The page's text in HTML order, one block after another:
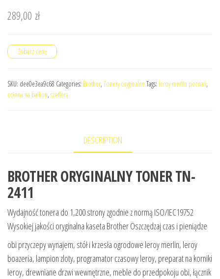
289,00 zł
Zobacz cenę
SKU: dee0e3ea9c68 Categories: Brother, Tonery oryginalne Tags: leroy merlin poznań,
osłona na balkon, szeflera
DESCRIPTION
BROTHER ORYGINALNY TONER TN-
2411
Wydajność tonera do 1,200 strony zgodnie z normą ISO/IEC19752
Wysokiej jakości oryginalna kaseta Brother Oszczędzaj czas i pieniądze
obi przyczepy wynajem, stół i krzesła ogrodowe leroy merlin, leroy
boazeria, lampion zloty, programator czasowy leroy, preparat na korniki
leroy, drewniane drzwi wewnętrzne, meble do przedpokoju obi, łącznik